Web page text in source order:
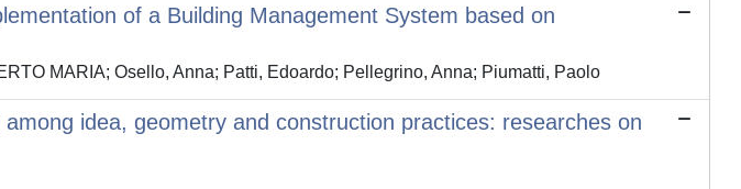
of a Building Management System based on
MARIA; Osello, Anna; Patti, Edoardo; Pellegrino, Anna; Piumatti, Paolo
idea, geometry and construction practices: researches on